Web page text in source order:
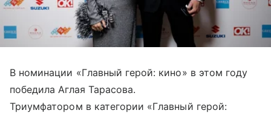
В номинации «Главный герой: кино» в этом году
победила Аглая Тарасова.
Триумфатором в категории «Главный герой: